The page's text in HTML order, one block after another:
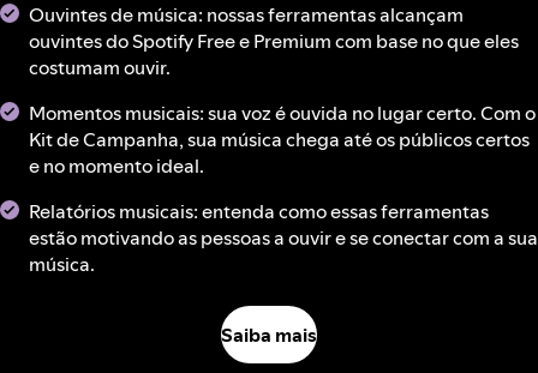
Ouvintes de música: nossas ferramentas alcançam
ouvintes do Spotify Free e Premium com base no que eles
costumam ouvir.
Momentos musicais: sua voz é ouvida no lugar certo. Com o
Kit de Campanha, sua música chega até os públicos certos
e no momento ideal.
Relatórios musicais: entenda como essas ferramentas
estão motivando as pessoas a ouvir e se conectar com a sua
música.
Saiba mais